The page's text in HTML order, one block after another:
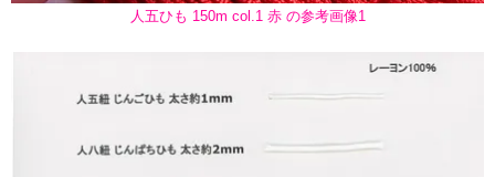
人五ひも 150m col.1 赤 の参考画像1